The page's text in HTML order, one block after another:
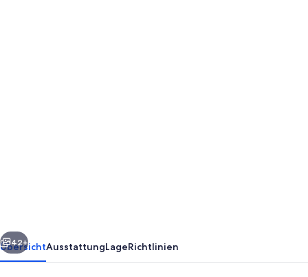
Base
Camp
Weiter
42+
ÜbersichtAusstattungLageRichtlinien